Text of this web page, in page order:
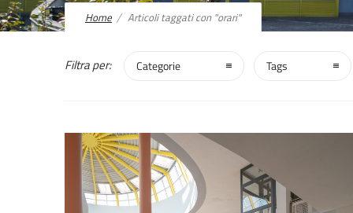
Home Articoli taggati con "orari"
Filtra per: Categorie Tags